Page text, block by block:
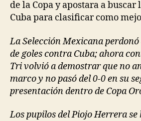
de la Copa y apostara a
Cuba para clasificar como
La Selección Mexicana
de goles contra Cuba; ahora
Tri volvió a demostrar que no
marco y no pasó del 0-0 en su
presentación dentro de Copa
Los pupilos del Piojo Herrera